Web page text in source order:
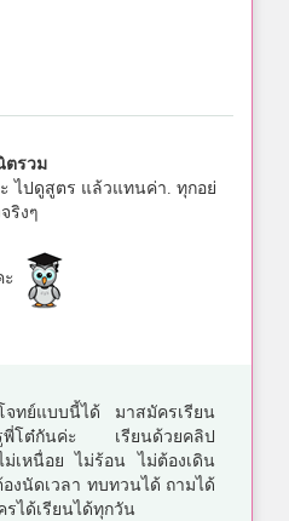
ตรวม
ไปดูสูตร แล้วแทนค่า. ทุกอย่
ริงๆ
ะ
จทย์แบบนี้ได้ มาสมัครเรียน
พี่โต๋กันค่ะ เรียนด้วยคลิป
เหนื่อย ไม่ร้อน ไม่ต้องเดิน
งนัดเวลา ทบทวนได้ ถามได้
รได้เรียนได้ทุกวัน